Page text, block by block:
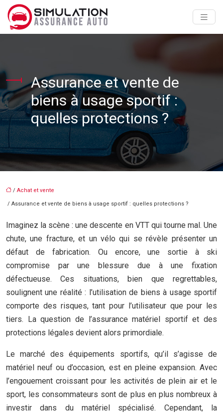
Assurance et vente de
biens à usage sportif :
quelles protections ?
/ Achat et vente
/ Assurance et vente de biens à usage sportif : quelles protections ?
Imaginez la scène : une descente en VTT qui tourne mal. Une
chute, une fracture, et un vélo qui se révèle présenter un
défaut de fabrication. Ou encore, une sortie à ski
compromise par une blessure due à une fixation
défectueuse. Ces situations, bien que regrettables,
soulignent une réalité : l’utilisation de biens à usage sportif
comporte des risques, tant pour l’utilisateur que pour les
tiers. La question de l’assurance matériel sportif et des
protections légales devient alors primordiale.
Le marché des équipements sportifs, qu’il s’agisse de
matériel neuf ou d’occasion, est en pleine expansion. Avec
l’engouement croissant pour les activités de plein air et le
sport, les consommateurs sont de plus en plus nombreux à
investir dans du matériel spécialisé. Cependant, la